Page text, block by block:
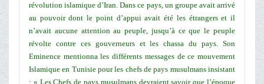
révolution islamique d’Iran. Dans ce pays, un groupe avait arrivé
au pouvoir dont le point d’appui avait été les étrangers et il
n’avait aucune attention au peuple, jusqu’à ce que le peuple
révolte contre ces gouverneurs et les chassa du pays. Son
Eminence mentionna les différents messages de ce mouvement
Islamique en Tunisie pour les chefs de pays musulmans insistant
: « Les Chefs de pays musulmans devraient savoir que l’époque